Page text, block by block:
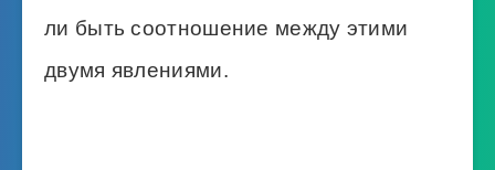
ли быть соотношение между этими
двумя явлениями.